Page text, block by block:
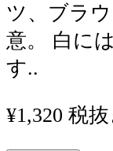
ツ、ブラ
意。 白に
す..
¥1,320 税抜